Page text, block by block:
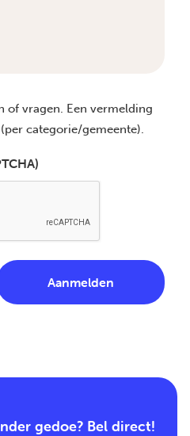
of vragen. Een vermelding
categorie/gemeente).
gedoe? Bel direct!